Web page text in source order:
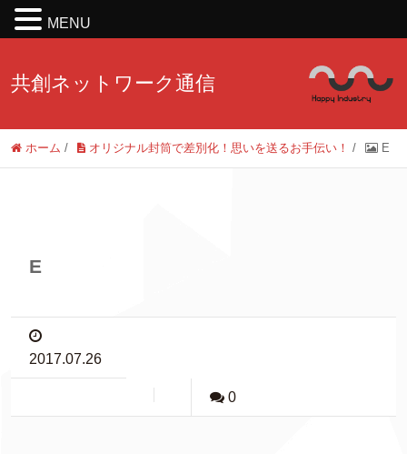
共創ネットワーク通信
ホーム / オリジナル封筒で差別化！思いを送るお手伝い！ / E
E
2017.07.26
0
MENU